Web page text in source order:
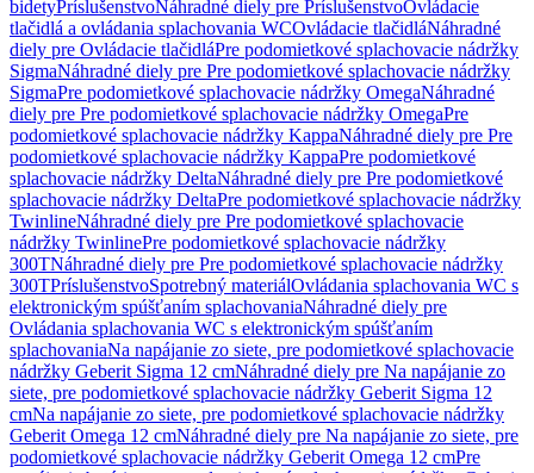
bidetyPríslušenstvoNáhradné diely pre PríslušenstvoOvládacie
tlačidlá a ovládania splachovania WCOvládacie tlačidláNáhradné
diely pre Ovládacie tlačidláPre podomietkové splachovacie nádržky
SigmaNáhradné diely pre Pre podomietkové splachovacie nádržky
SigmaPre podomietkové splachovacie nádržky OmegaNáhradné
diely pre Pre podomietkové splachovacie nádržky OmegaPre
podomietkové splachovacie nádržky KappaNáhradné diely pre Pre
podomietkové splachovacie nádržky KappaPre podomietkové
splachovacie nádržky DeltaNáhradné diely pre Pre podomietkové
splachovacie nádržky DeltaPre podomietkové splachovacie nádržky
TwinlineNáhradné diely pre Pre podomietkové splachovacie
nádržky TwinlinePre podomietkové splachovacie nádržky
300TNáhradné diely pre Pre podomietkové splachovacie nádržky
300TPríslušenstvoSpotrebný materiálOvládania splachovania WC s
elektronickým spúšťaním splachovaniaNáhradné diely pre
Ovládania splachovania WC s elektronickým spúšťaním
splachovaniaNa napájanie zo siete, pre podomietkové splachovacie
nádržky Geberit Sigma 12 cmNáhradné diely pre Na napájanie zo
siete, pre podomietkové splachovacie nádržky Geberit Sigma 12
cmNa napájanie zo siete, pre podomietkové splachovacie nádržky
Geberit Omega 12 cmNáhradné diely pre Na napájanie zo siete, pre
podomietkové splachovacie nádržky Geberit Omega 12 cmPre